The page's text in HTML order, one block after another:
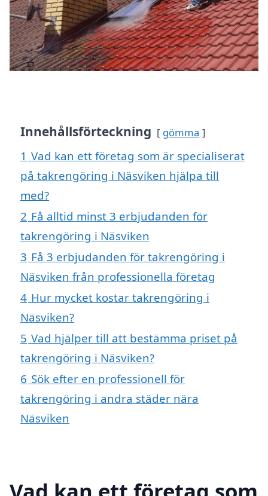
Innehållsförteckning gömma
1 Vad kan ett företag som är specialiserat
på takrengöring i Näsviken hjälpa till
med?
2 Få alltid minst 3 erbjudanden för
takrengöring i Näsviken
3 Få 3 erbjudanden för takrengöring i
Näsviken från professionella företag
4 Hur mycket kostar takrengöring i
Näsviken?
5 Vad hjälper till att bestämma priset på
takrengöring i Näsviken?
6 Sök efter en professionell för
takrengöring i andra städer nära
Näsviken